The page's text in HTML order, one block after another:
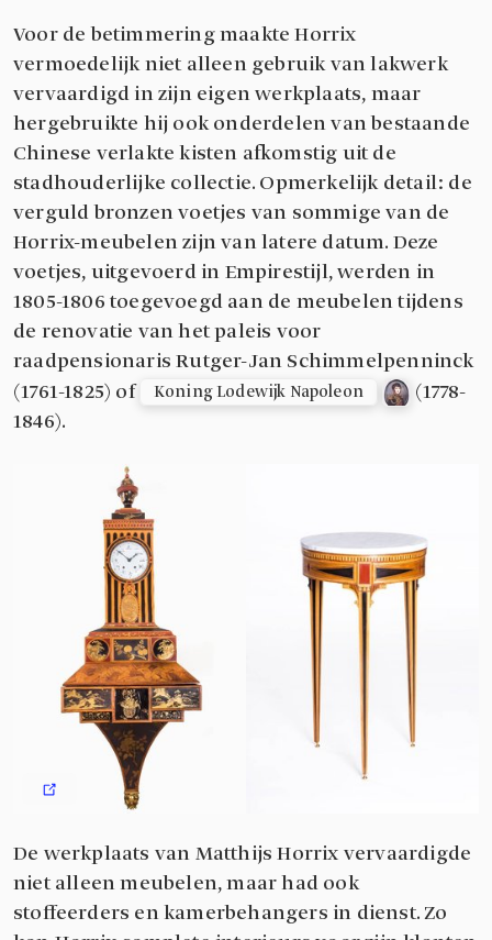
Voor de betimmering maakte Horrix
vermoedelijk niet alleen gebruik van lakwerk
vervaardigd in zijn eigen werkplaats, maar
hergebruikte hij ook onderdelen van bestaande
Chinese verlakte kisten afkomstig uit de
stadhouderlijke collectie. Opmerkelijk detail: de
verguld bronzen voetjes van sommige van de
Horrix-meubelen zijn van latere datum. Deze
voetjes, uitgevoerd in Empirestijl, werden in
1805-1806 toegevoegd aan de meubelen tijdens
de renovatie van het paleis voor
raadpensionaris Rutger-Jan Schimmelpenninck
(1761-1825) of
Koning Lodewijk Napoleon
(1778-
1846).
De werkplaats van Matthijs Horrix vervaardigde
niet alleen meubelen, maar had ook
stoffeerders en kamerbehangers in dienst. Zo